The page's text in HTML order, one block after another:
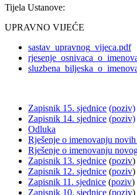
Tijela Ustanove:
UPRAVNO VIJEĆE
sastav_upravnog_vijeca.pdf
Zapisnik 15. sjednice (poziv)
Zapisnik 14. sjednice (poziv)
Odluka
Rješenje o imenovanju
Rješenje o imenovanju
Zapisnik 13. sjednice (poziv)
Zapisnik 12. sjednice (poziv)
Zapisnik 11. sjednice (poziv)
Zapisnik 10. sjednice (poziv)